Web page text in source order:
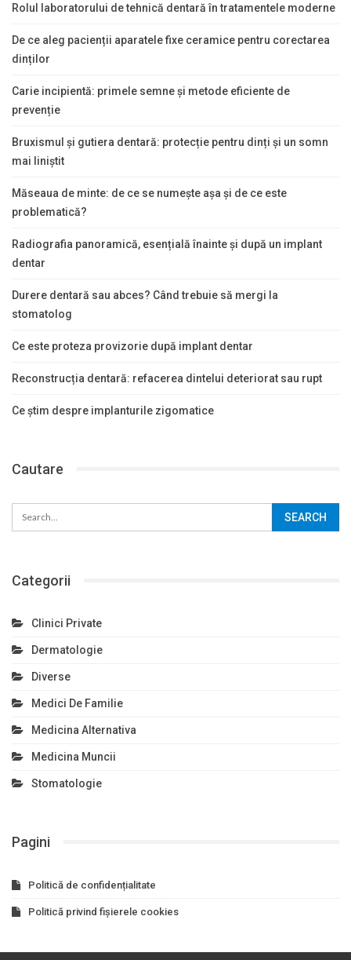
Rolul laboratorului de tehnică dentară în tratamentele moderne
De ce aleg pacienții aparatele fixe ceramice pentru corectarea
dinților
Carie incipientă: primele semne și metode eficiente de
prevenție
Bruxismul și gutiera dentară: protecție pentru dinți și un somn
mai liniștit
Măseaua de minte: de ce se numește așa și de ce este
problematică?
Radiografia panoramică, esențială înainte și după un implant
dentar
Durere dentară sau abces? Când trebuie să mergi la
stomatolog
Ce este proteza provizorie după implant dentar
Reconstrucția dentară: refacerea dintelui deteriorat sau rupt
Ce știm despre implanturile zigomatice
Cautare
Categorii
Clinici Private
Dermatologie
Diverse
Medici De Familie
Medicina Alternativa
Medicina Muncii
Stomatologie
Pagini
Politică de confidențialitate
Politică privind fișierele cookies